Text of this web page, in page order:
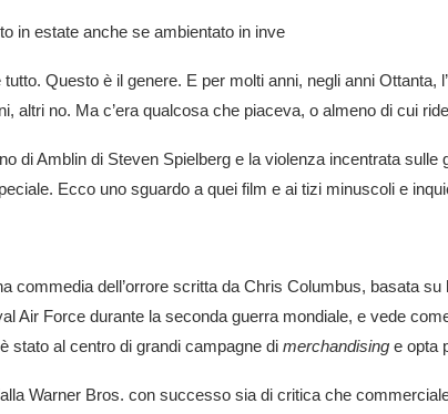
in estate anche se ambientato in inve
Questo è il genere. E per molti anni, negli anni Ottanta,
altri no. Ma c’era qualcosa che piaceva, o almeno di cui
di Amblin di Steven Spielberg e la violenza incentrata sulle
Ecco uno sguardo a quei film e ai tizi minuscoli e
commedia dell’orrore scritta da Chris Columbus, basata
Air Force durante la seconda guerra mondiale, e vede
stato al centro di grandi campagne di merchandising e opta
Warner Bros. con successo sia di critica che